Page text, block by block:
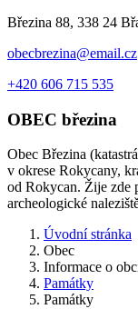
Březina 88, 338 24
obecbrezina@email.cz
+420 606 715 535
OBEC březina
Obec Březina
v okrese Rokycany,
od Rokycan. Žije zde
archeologické
Úvodní stránka
Obec
Informace o
Památky
Památky